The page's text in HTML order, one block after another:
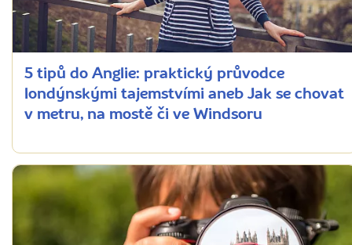
5 tipů do Anglie: praktický průvodce
londýnskými tajemstvími aneb Jak se chovat
v metru, na mostě či ve Windsoru